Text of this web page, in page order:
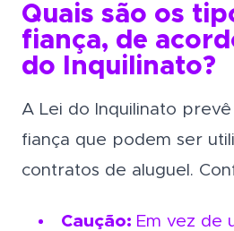
Quais são os
fiança, de
do Inquilinato?
A Lei do Inquilinato
fiança que podem ser
contratos de aluguel.
Caução: Em vez de